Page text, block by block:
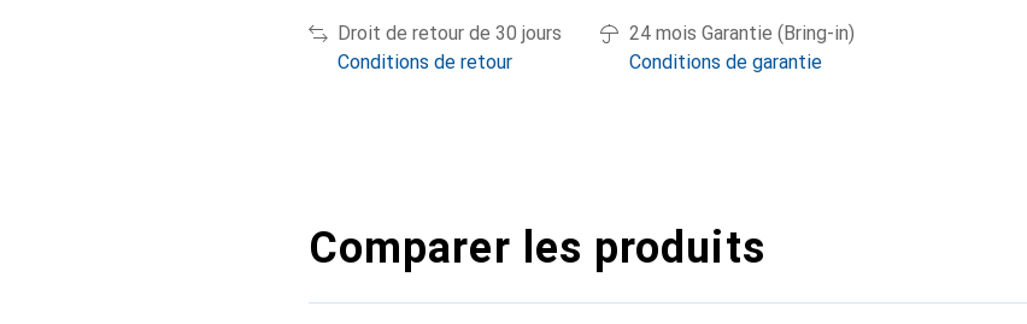
Droit de retour de 30 jours
Conditions de retour
24 mois Garantie (Bring-in)
Conditions de garantie
Comparer les produits